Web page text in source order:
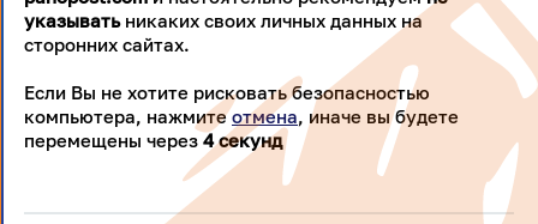
указыватьникаких своих личных данных на
сторонних сайтах.
Если Вы не хотите рисковать безопасностью
компьютера, нажмитеотмена, иначе вы будете
перемещены через 4секунд